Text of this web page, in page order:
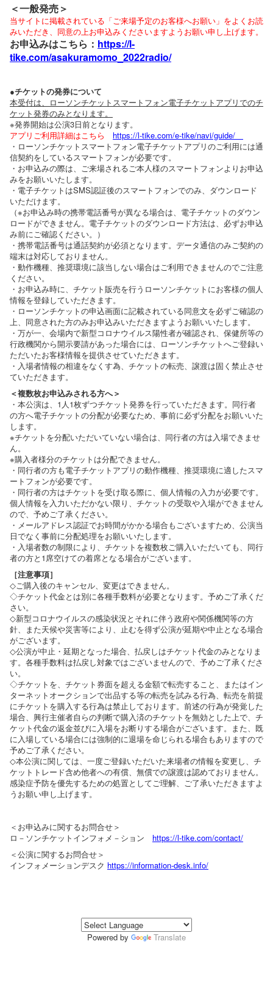
＜一般発売＞
当サイトに掲載されている「ご来場予定のお客様へお願い」をよくお読
みいただき、同意の上お申込みくださいますようお願い申し上げます。
お申込みはこちら： https://l-
tike.com/asakuramomo_2022radio/
●チケットの発券について
本受付は、ローソンチケットスマートフォン電子チケットアプリでのチ
ケット発券のみとなります。
※発券開始は公演3日前となります。
アプリご利用詳細はこちら
https://l-tike.com/e-tike/navi/guide/
・ローソンチケットスマートフォン電子チケットアプリのご利用には通
信契約をしているスマートフォンが必要です。
・お申込みの際は、ご来場されるご本人様のスマートフォンよりお申込
みをお願いいたします。
・電子チケットはSMS認証後のスマートフォンでのみ、ダウンロード
いただけます。
（※お申込み時の携帯電話番号が異なる場合は、電子チケットのダウン
ロードができません。電子チケットのダウンロード方法は、必ずお申込
み前にご確認ください。）
・携帯電話番号は通話契約が必須となります。データ通信のみご契約の
端末は対応しておりません。
・動作機種、推奨環境に該当しない場合はご利用できませんのでご注意
ください。
・お申込み時に、チケット販売を行うローソンチケットにお客様の個人
情報を登録していただきます。
・ローソンチケットの申込画面に記載されている同意文を必ずご確認の
上、同意された方のみお申込みいただきますようお願いいたします。
・万が一、会場内で新型コロナウイルス陽性者が確認され、保健所等の
行政機関から開示要請があった場合には、ローソンチケットへご登録い
ただいたお客様情報を提供させていただきます。
・入場者情報の相違をなくす為、チケットの転売、譲渡は固く禁止させ
ていただきます。
＜複数枚お申込みされる方へ＞
・本公演は、1人1枚ずつチケット発券を行っていただきます。同行者
の方へ電子チケットの分配が必要なため、事前に必ず分配をお願いいた
します。
※チケットを分配いただいていない場合は、同行者の方は入場できませ
ん。
※購入者様分のチケットは分配できません。
・同行者の方も電子チケットアプリの動作機種、推奨環境に適したスマ
ートフォンが必要です。
・同行者の方はチケットを受け取る際に、個人情報の入力が必要です。
個人情報を入力いただかない限り、チケットの受取や入場ができません
ので、予めご了承ください。
・メールアドレス認証でお時間がかかる場合もございますため、公演当
日でなく事前に分配処理をお願いいたします。
・入場者数の制限により、チケットを複数枚ご購入いただいても、同行
者の方と1席空けての着席となる場合がございます。
［注意事項］
◇ご購入後のキャンセル、変更はできません。
◇チケット代金とは別に各種手数料が必要となります。予めご了承くだ
さい。
◇新型コロナウイルスの感染状況とそれに伴う政府や関係機関等の方
針、また天候や災害等により、止むを得ず公演が延期や中止となる場合
がございます。
◇公演が中止・延期となった場合、払戻しはチケット代金のみとなりま
す。各種手数料は払戻し対象ではございませんので、予めご了承くださ
い。
◇チケットを、チケット券面を超える金額で転売すること、またはイン
ターネットオークションで出品する等の転売を試みる行為、転売を前提
にチケットを購入する行為は禁止しております。前述の行為が発覚した
場合、興行主催者自らの判断で購入済のチケットを無効とした上で、チ
ケット代金の返金並びに入場をお断りする場合がございます。また、既
に入場している場合には強制的に退場を命じられる場合もありますので
予めご了承ください。
◇本公演に関しては、一度ご登録いただいた来場者の情報を変更し、チ
ケットトレード含め他者への有償、無償での譲渡は認めておりません。
感染症予防を優先するための処置としてご理解、ご了承いただきますよ
うお願い申し上げます。
＜お申込みに関するお問合せ＞
ロ－ソンチケットインフォメ－ション https://l-tike.com/contact/
＜公演に関するお問合せ＞
インフォメーションデスク https://information-desk.info/
Powered by Translate